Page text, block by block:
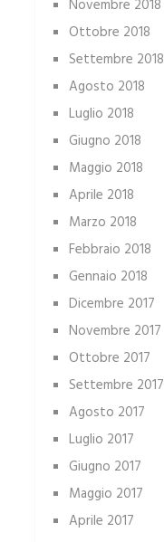
Novembre 2018
Ottobre 2018
Settembre 2018
Agosto 2018
Luglio 2018
Giugno 2018
Maggio 2018
Aprile 2018
Marzo 2018
Febbraio 2018
Gennaio 2018
Dicembre 2017
Novembre 2017
Ottobre 2017
Settembre 2017
Agosto 2017
Luglio 2017
Giugno 2017
Maggio 2017
Aprile 2017